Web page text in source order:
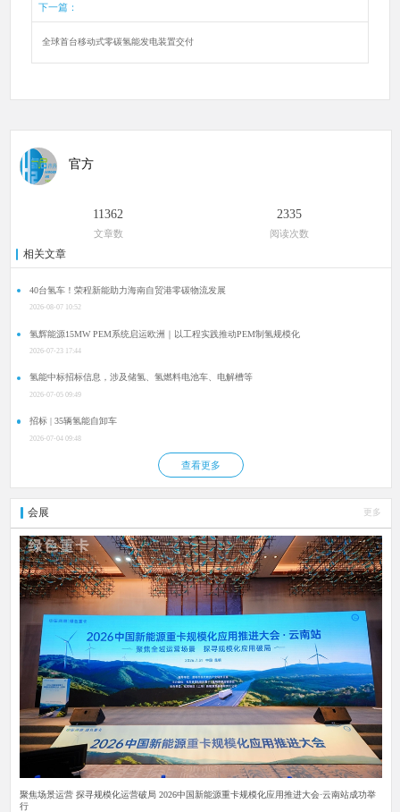
下一篇：
全球首台移动式零碳氢能发电装置交付
官方
11362
文章数
2335
阅读次数
相关文章
40台氢车！荣程新能助力海南自贸港零碳物流发展
2026-08-07 10:52
氢辉能源15MW PEM系统启运欧洲｜以工程实践推动PEM制氢规模化
2026-07-23 17:44
氢能中标招标信息，涉及储氢、氢燃料电池车、电解槽等
2026-07-05 09:49
招标 | 35辆氢能自卸车
2026-07-04 09:48
查看更多
会展 更多
聚焦场景运营 探寻规模化运营破局 2026中国新能源重卡规模化应用推进大会·云南站成功举
行